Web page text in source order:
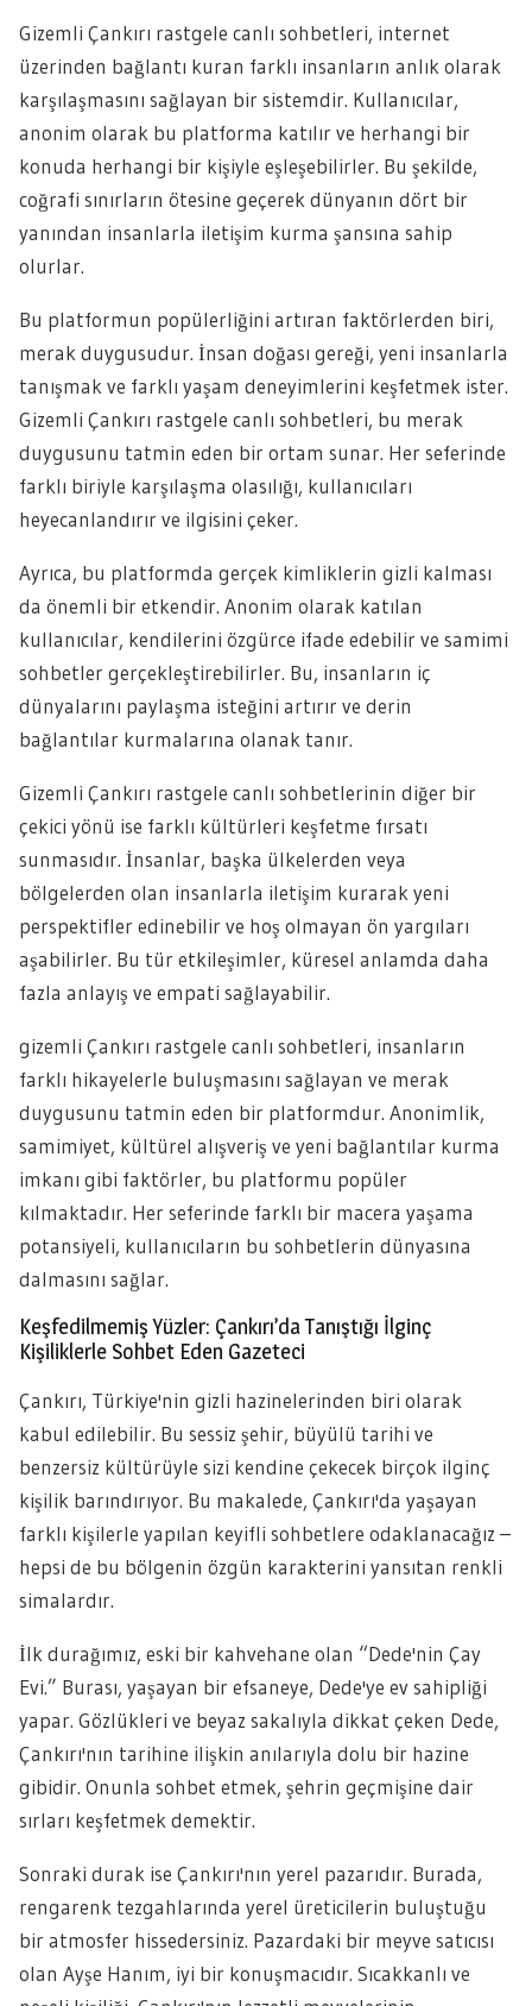
Gizemli Çankırı rastgele canlı sohbetleri, internet
üzerinden bağlantı kuran farklı insanların anlık olarak
karşılaşmasını sağlayan bir sistemdir. Kullanıcılar,
anonim olarak bu platforma katılır ve herhangi bir
konuda herhangi bir kişiyle eşleşebilirler. Bu şekilde,
coğrafi sınırların ötesine geçerek dünyanın dört bir
yanından insanlarla iletişim kurma şansına sahip
olurlar.
Bu platformun popülerliğini artıran faktörlerden biri,
merak duygusudur. İnsan doğası gereği, yeni insanlarla
tanışmak ve farklı yaşam deneyimlerini keşfetmek ister.
Gizemli Çankırı rastgele canlı sohbetleri, bu merak
duygusunu tatmin eden bir ortam sunar. Her seferinde
farklı biriyle karşılaşma olasılığı, kullanıcıları
heyecanlandırır ve ilgisini çeker.
Ayrıca, bu platformda gerçek kimliklerin gizli kalması
da önemli bir etkendir. Anonim olarak katılan
kullanıcılar, kendilerini özgürce ifade edebilir ve samimi
sohbetler gerçekleştirebilirler. Bu, insanların iç
dünyalarını paylaşma isteğini artırır ve derin
bağlantılar kurmalarına olanak tanır.
Gizemli Çankırı rastgele canlı sohbetlerinin diğer bir
çekici yönü ise farklı kültürleri keşfetme fırsatı
sunmasıdır. İnsanlar, başka ülkelerden veya
bölgelerden olan insanlarla iletişim kurarak yeni
perspektifler edinebilir ve hoş olmayan ön yargıları
aşabilirler. Bu tür etkileşimler, küresel anlamda daha
fazla anlayış ve empati sağlayabilir.
gizemli Çankırı rastgele canlı sohbetleri, insanların
farklı hikayelerle buluşmasını sağlayan ve merak
duygusunu tatmin eden bir platformdur. Anonimlik,
samimiyet, kültürel alışveriş ve yeni bağlantılar kurma
imkanı gibi faktörler, bu platformu popüler
kılmaktadır. Her seferinde farklı bir macera yaşama
potansiyeli, kullanıcıların bu sohbetlerin dünyasına
dalmasını sağlar.
Keşfedilmemiş Yüzler: Çankırı’da Tanıştığı İlginç
Kişiliklerle Sohbet Eden Gazeteci
Çankırı, Türkiye'nin gizli hazinelerinden biri olarak
kabul edilebilir. Bu sessiz şehir, büyülü tarihi ve
benzersiz kültürüyle sizi kendine çekecek birçok ilginç
kişilik barındırıyor. Bu makalede, Çankırı'da yaşayan
farklı kişilerle yapılan keyifli sohbetlere odaklanacağız –
hepsi de bu bölgenin özgün karakterini yansıtan renkli
simalardır.
İlk durağımız, eski bir kahvehane olan “Dede'nin Çay
Evi.” Burası, yaşayan bir efsaneye, Dede'ye ev sahipliği
yapar. Gözlükleri ve beyaz sakalıyla dikkat çeken Dede,
Çankırı'nın tarihine ilişkin anılarıyla dolu bir hazine
gibidir. Onunla sohbet etmek, şehrin geçmişine dair
sırları keşfetmek demektir.
Sonraki durak ise Çankırı'nın yerel pazarıdır. Burada,
rengarenk tezgahlarında yerel üreticilerin buluştuğu
bir atmosfer hissedersiniz. Pazardaki bir meyve satıcısı
olan Ayşe Hanım, iyi bir konuşmacıdır. Sıcakkanlı ve